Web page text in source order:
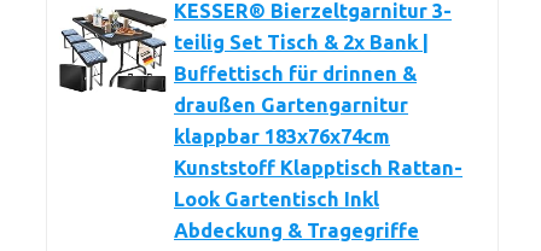
KESSER® Bierzeltgarnitur 3-
teilig Set Tisch & 2x Bank |
Buffettisch für drinnen &
draußen Gartengarnitur
klappbar 183x76x74cm
Kunststoff Klapptisch Rattan-
Look Gartentisch Inkl
Abdeckung & Tragegriffe